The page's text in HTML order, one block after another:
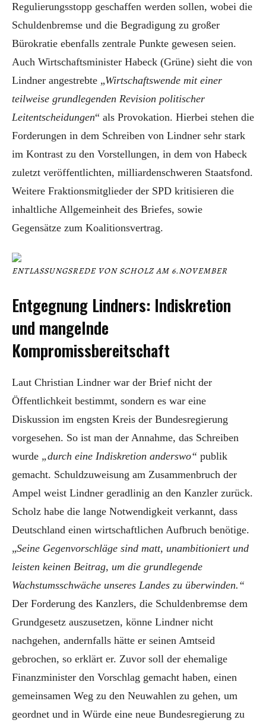
Regulierungsstopp geschaffen werden sollen, wobei die
Schuldenbremse und die Begradigung zu großer
Bürokratie ebenfalls zentrale Punkte gewesen seien.
Auch Wirtschaftsminister Habeck (Grüne) sieht die von
Lindner angestrebte „Wirtschaftswende mit einer
teilweise grundlegenden Revision politischer
Leitentscheidungen“ als Provokation. Hierbei stehen die
Forderungen in dem Schreiben von Lindner sehr stark
im Kontrast zu den Vorstellungen, in dem von Habeck
zuletzt veröffentlichten, milliardenschweren Staatsfond.
Weitere Fraktionsmitglieder der SPD kritisieren die
inhaltliche Allgemeinheit des Briefes, sowie
Gegensätze zum Koalitionsvertrag.
ENTLASSUNGSREDE VON SCHOLZ AM 6.NOVEMBER
Entgegnung Lindners: Indiskretion
und mangelnde
Kompromissbereitschaft
Laut Christian Lindner war der Brief nicht der
Öffentlichkeit bestimmt, sondern es war eine
Diskussion im engsten Kreis der Bundesregierung
vorgesehen. So ist man der Annahme, das Schreiben
wurde „durch eine Indiskretion anderswo“ publik
gemacht. Schuldzuweisung am Zusammenbruch der
Ampel weist Lindner geradlinig an den Kanzler zurück.
Scholz habe die lange Notwendigkeit verkannt, dass
Deutschland einen wirtschaftlichen Aufbruch benötige.
„Seine Gegenvorschläge sind matt, unambitioniert und
leisten keinen Beitrag, um die grundlegende
Wachstumsschwäche unseres Landes zu überwinden.“
Der Forderung des Kanzlers, die Schuldenbremse dem
Grundgesetz auszusetzen, könne Lindner nicht
nachgehen, andernfalls hätte er seinen Amtseid
gebrochen, so erklärt er. Zuvor soll der ehemalige
Finanzminister den Vorschlag gemacht haben, einen
gemeinsamen Weg zu den Neuwahlen zu gehen, um
geordnet und in Würde eine neue Bundesregierung zu